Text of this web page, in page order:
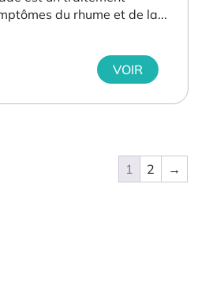
du rhume et de la...
VOIR
1 2 →